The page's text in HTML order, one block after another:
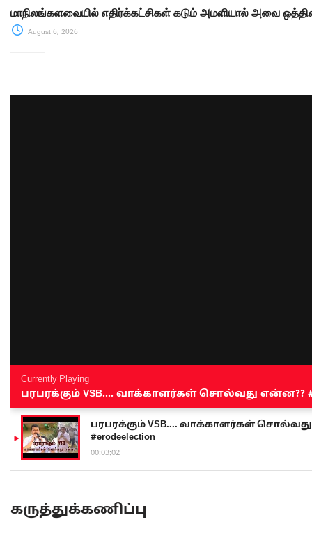
மாநிலங்களவையில் எதிர்க்கட்சிகள் கடும் அமளியால் அவை
August 6, 2026
Currently Playing
பரபரக்கும் VSB.... வாக்காளர்கள் சொல்வது என்ன??
பரபரக்கும் VSB.... வாக்காளர்கள் சொல்வது
#erodeelection
00:03:02
கருத்துக்கணிப்பு